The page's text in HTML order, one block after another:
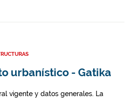
urbanístico - Gatika
vigente y datos generales. La